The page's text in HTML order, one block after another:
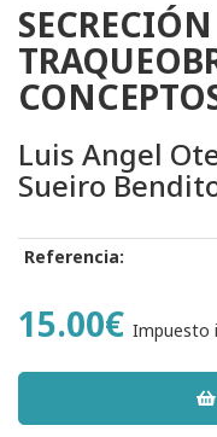
SECRECIÓN
Luis Angel
Sueiro
Referencia:
15.00€ Impuesto